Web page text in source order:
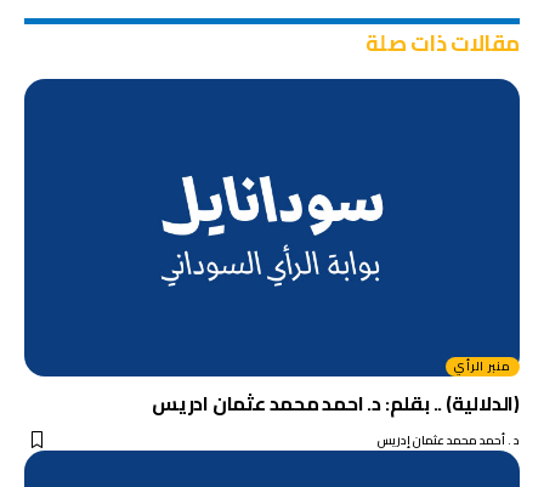
مقالات ذات صلة
منبر الرأي
(الدلالية) .. بقلم: د. احمد محمد عثمان ادريس
د . أحمد محمد عثمان إدريس